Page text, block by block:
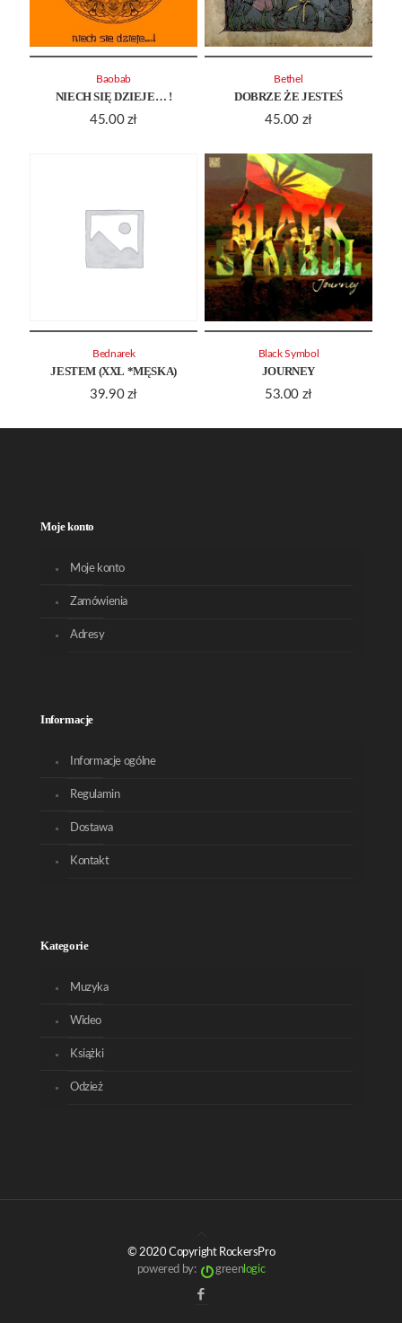
NIECH SIĘ DZIEJE… !
45.00 zł
Baobab
DOBRZE ŻE JESTEŚ
45.00 zł
Bethel
JESTEM (XXL *MĘSKA)
39.90 zł
Bednarek
JOURNEY
53.00 zł
Black Symbol
Moje konto
Moje konto
Zamówienia
Adresy
Informacje
Informacje ogólne
Regulamin
Dostawa
Kontakt
Kategorie
Muzyka
Wideo
Książki
Odzież
© 2020 Copyright RockersPro
powered by:
greenlogic